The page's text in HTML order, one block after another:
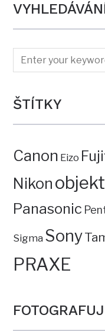
ŠTÍTKY
Canon Eizo
Nikon
Panasonic
Sigma Sony
PRAXE